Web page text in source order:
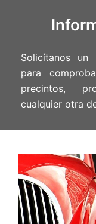
Solicítanos un
para
precintos,
cualquier otra